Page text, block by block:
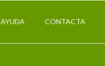
AYUDA CONTACTA